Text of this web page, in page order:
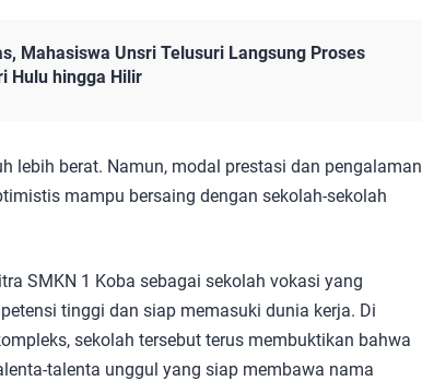
Mahasiswa Unsri Telusuri Langsung Proses
Hulu hingga Hilir
lebih berat. Namun, modal prestasi dan pengalaman
mampu bersaing dengan sekolah-sekolah
SMKN 1 Koba sebagai sekolah vokasi yang
tinggi dan siap memasuki dunia kerja. Di
sekolah tersebut terus membuktikan bahwa
talenta unggul yang siap membawa nama